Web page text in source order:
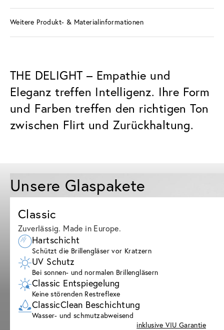
Weitere Produkt- & Materialinformationen
THE DELIGHT – Empathie und
Eleganz treffen Intelligenz. Ihre Form
und Farben treffen den richtigen Ton
zwischen Flirt und Zurückhaltung.
Unsere Glaspakete
Classic
Zuverlässig. Made in Europe.
Hartschicht
Schützt die Brillengläser vor Kratzern
UV Schutz
Bei sonnen- und normalen Brillengläsern
Classic Entspiegelung
Keine störenden Restreflexe
ClassicClean Beschichtung
Wasser- und schmutzabweisend
inklusive VIU Garantie